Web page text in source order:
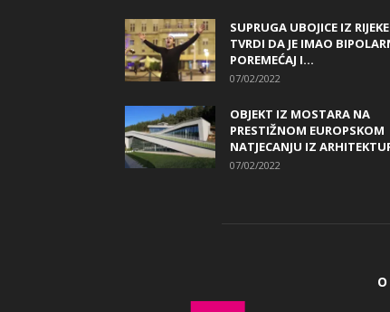
SUPRUGA UBOJICE IZ RIJEKE
TVRDI DA JE IMAO
POREMEĆAJ I...
07/02/2022
OBJEKT IZ MOSTARA NA
PRESTIŽNOM EUROPSKOM
NATJECANJU IZ
07/02/2022